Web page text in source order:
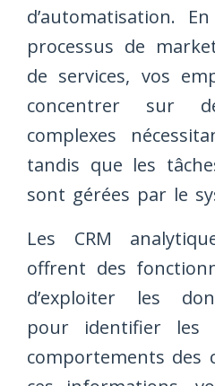
d’automatisation.
processus de
de services, vos
concentrer sur
complexes
tandis que les
sont gérées par le
Les CRM
offrent des
d’exploiter les
pour identifier les
comportements des